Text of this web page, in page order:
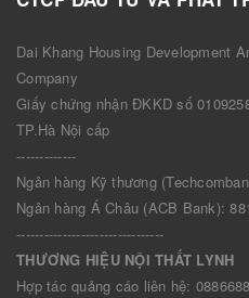
Dai Khang Housing Development
Company
Giấy chứng nhận ĐKKD số
TP.Hà Nội cấp
-------------
Ngân hàng Kỹ thương
Ngân hàng Á Châu (ACB Bank):
--------------------------------
THƯƠNG HIỆU NỘI THẤT LYNH
Hợp tác quảng cáo liên hệ: